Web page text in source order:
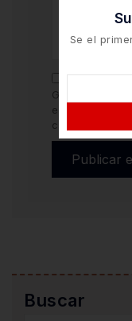
Guarda mi
este
comente.
Buscar
Se el